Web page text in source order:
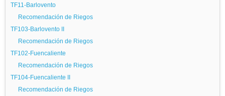
Recomendación de Riegos
GC05-Arucas
Recomendación de Riegos
TF11-Barlovento
Recomendación de Riegos
TF103-Barlovento II
Recomendación de Riegos
TF102-Fuencaliente
Recomendación de Riegos
TF104-Fuencaliente II
Recomendación de Riegos